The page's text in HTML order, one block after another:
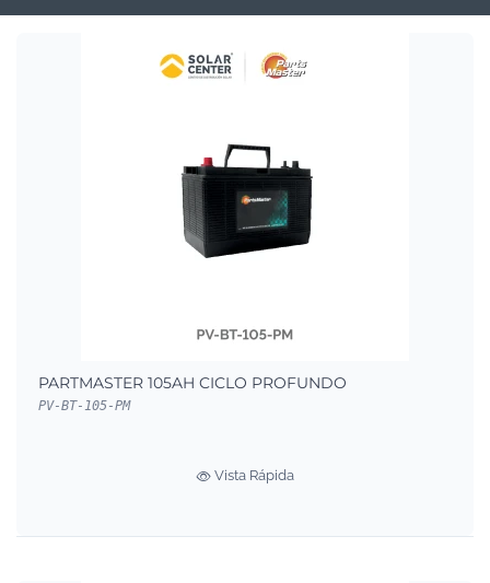
PARTMASTER 105AH CICLO PROFUNDO
PV-BT-105-PM
Vista Rápida